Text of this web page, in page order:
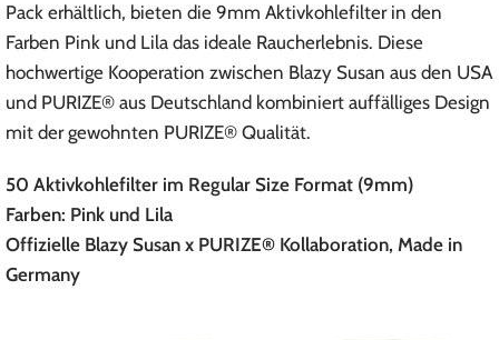
Pack erhältlich, bieten die 9mm Aktivkohlefilter in den
Farben Pink und Lila das ideale Raucherlebnis. Diese
hochwertige Kooperation zwischen Blazy Susan aus den USA
und PURIZE® aus Deutschland kombiniert auffälliges Design
mit der gewohnten PURIZE® Qualität.
50 Aktivkohlefilter im Regular Size Format (9mm)
Farben: Pink und Lila
Offizielle Blazy Susan x PURIZE® Kollaboration, Made in
Germany